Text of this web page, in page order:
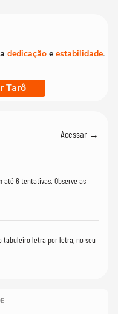
dedicação e estabilidade.
Tarô
Acessar →
até 6 tentativas. Observe as
tabuleiro letra por letra, no seu